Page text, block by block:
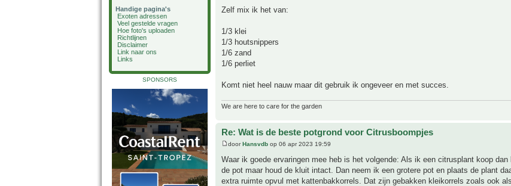
Handige pagina's
Exoten adressen
Veel gestelde vragen
Hoe foto's uploaden
Richtlijnen
Disclaimer
Link naar ons
Links
SPONSORS
Zelf mix ik het van:
1/3 klei
1/3 houtsnippers
1/6 zand
1/6 perliet
Komt niet heel nauw maar dit gebruik ik ongeveer en met succes.
We are here to care for the garden
Re: Wat is de beste potgrond voor Citrusboompjes
doorHansvdb op 06 apr 2023 19:59
Waar ik goede ervaringen mee heb is het volgende: Als ik een citrusplant koop
de pot maar houd de kluit intact. Dan neem ik een grotere pot en plaats de plant
extra ruimte opvul met kattenbakkorrels. Dat zijn gebakken kleikorrels zoals ook